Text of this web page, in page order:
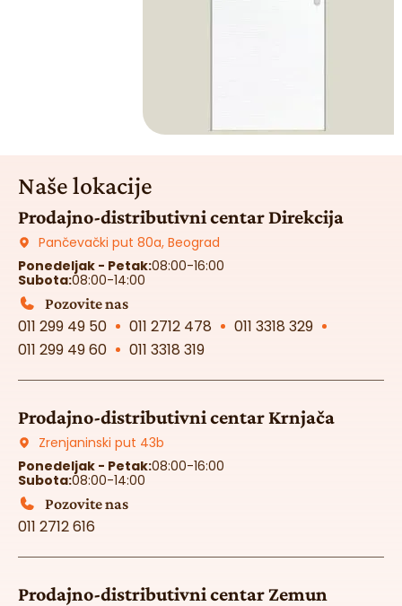
Naše lokacije
Prodajno-distributivni centar Direkcija
Pančevački put 80a, Beograd
Ponedeljak - Petak:08:00-16:00
Subota:08:00-14:00
Pozovite nas
011 299 49 50 011 2712 478
011 3318 329
011 299 49 60
011 3318 319
Prodajno-distributivni centar Krnjača
Zrenjaninski put 43b
Ponedeljak - Petak:08:00-16:00
Subota:08:00-14:00
Pozovite nas
011 2712 616
Prodajno-distributivni centar Zemun